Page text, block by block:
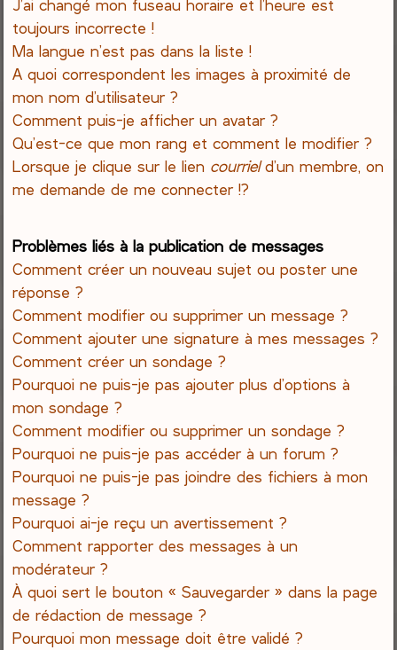
J’ai changé mon fuseau horaire et l’heure est
toujours incorrecte !
Ma langue n’est pas dans la liste !
A quoi correspondent les images à proximité de
mon nom d’utilisateur ?
Comment puis-je afficher un avatar ?
Qu’est-ce que mon rang et comment le modifier ?
Lorsque je clique sur le lien courrield’un membre, on
me demande de me connecter !?
Problèmes liés à la publication de messages
Comment créer un nouveau sujet ou poster une
réponse ?
Comment modifier ou supprimer un message ?
Comment ajouter une signature à mes messages ?
Comment créer un sondage ?
Pourquoi ne puis-je pas ajouter plus d’options à
mon sondage ?
Comment modifier ou supprimer un sondage ?
Pourquoi ne puis-je pas accéder à un forum ?
Pourquoi ne puis-je pas joindre des fichiers à mon
message ?
Pourquoi ai-je reçu un avertissement ?
Comment rapporter des messages à un
modérateur ?
À quoi sert le bouton « Sauvegarder » dans la page
de rédaction de message ?
Pourquoi mon message doit être validé ?